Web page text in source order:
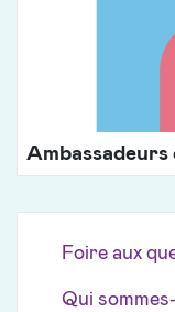
Ambassadeurs
Foire aux
Qui